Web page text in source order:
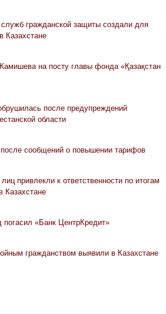
служб гражданской защиты создали для
Казахстане
на посту главы фонда «Қазақстан
после предупреждений
области
сообщений о повышении тарифов
привлекли к ответственности по итогам
Казахстане
«Банк ЦентрКредит»
гражданством выявили в Казахстане